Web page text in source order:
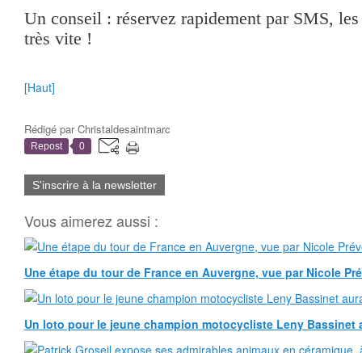
Un conseil : réservez rapidement par SMS,
très vite !
[Haut]
Rédigé parChristaldesaintmarc
Repost 0
S'inscrire à la newsletter
Vous aimerez aussi :
Une étape du tour de France en Auvergne, vue par Nicole
Un loto pour le jeune champion motocycliste Leny Bassinet